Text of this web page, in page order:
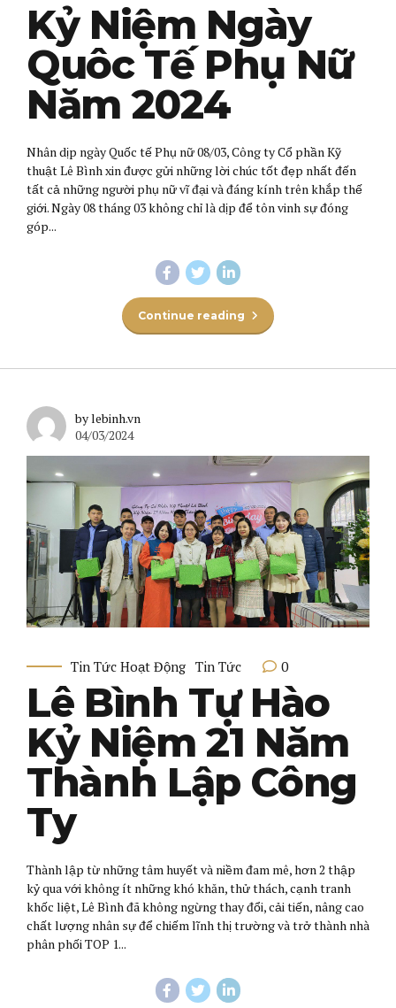
Kỷ Niệm Ngày
Quôc Tế Phụ Nữ
Năm 2024
Nhân dịp ngày Quốc tế Phụ nữ 08/03, Công ty Cổ phần Kỹ
thuật Lê Bình xin được gửi những lời chúc tốt đẹp nhất đến
tất cả những người phụ nữ vĩ đại và đáng kính trên khắp thế
giới. Ngày 08 tháng 03 không chỉ là dịp để tôn vinh sự đóng
góp...
Continue reading
by lebinh.vn
04/03/2024
Tin Tức Hoạt Động Tin Tức 0
Lê Bình Tự Hào
Kỷ Niệm 21 Năm
Thành Lập Công
Ty
Thành lập từ những tâm huyết và niềm đam mê, hơn 2 thập
kỷ qua với không ít những khó khăn, thử thách, cạnh tranh
khốc liệt, Lê Bình đã không ngừng thay đổi, cải tiến, nâng cao
chất lượng nhân sự để chiếm lĩnh thị trường và trở thành nhà
phân phối TOP 1...